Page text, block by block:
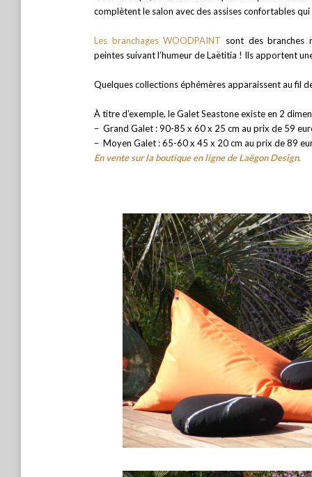
complètent le salon avec des assises confortables
Les branchages WOODPAINT sont des branches
peintes suivant l’humeur de Laëtitia ! Ils apportent
Quelques collections éphémères apparaissent au fil
À titre d’exemple, le Galet Seastone existe en 2
– Grand Galet : 90-85 x 60 x 25 cm au prix de 59
– Moyen Galet : 65-60 x 45 x 20 cm au prix de 89
En vente sur la boutique en ligne de Laëgon Design.